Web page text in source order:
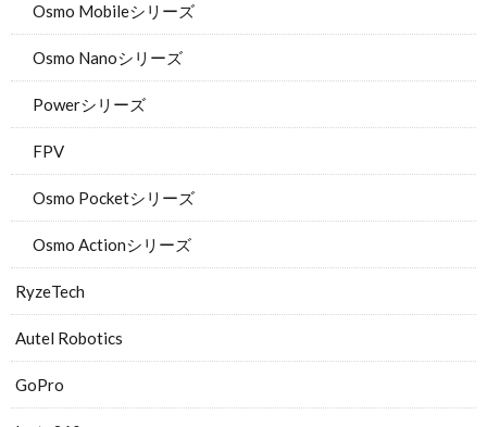
Osmo Mobileシリーズ
Osmo Nanoシリーズ
Powerシリーズ
FPV
Osmo Pocketシリーズ
Osmo Actionシリーズ
RyzeTech
Autel Robotics
GoPro